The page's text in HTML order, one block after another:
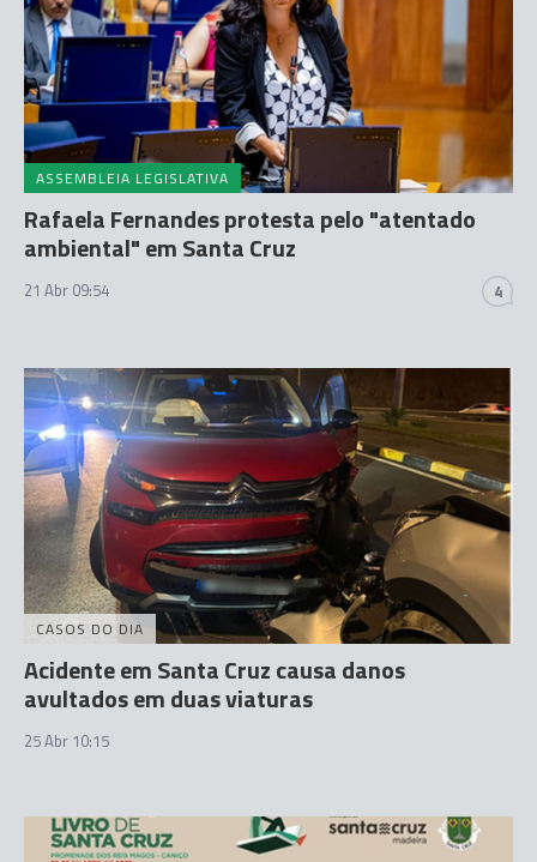
ASSEMBLEIA LEGISLATIVA
Rafaela Fernandes protesta pelo "atentado
ambiental" em Santa Cruz
21 Abr 09:54 4
CASOS DO DIA
Acidente em Santa Cruz causa danos
avultados em duas viaturas
25 Abr 10:15